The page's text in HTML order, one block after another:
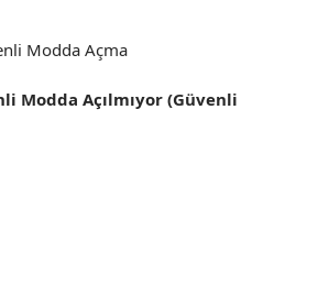
Modda Açılmıyor (Güvenli